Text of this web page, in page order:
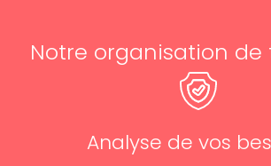
Notre organisation de
Analyse de vos